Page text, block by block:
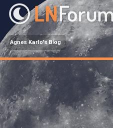
Agnes Karlo's Blog